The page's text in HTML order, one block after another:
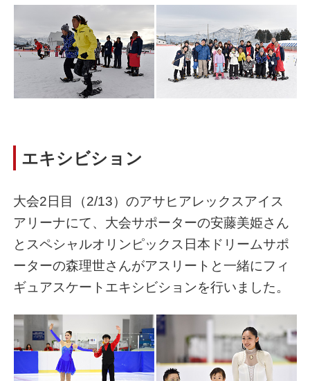
エキシビション
大会2日目（2/13）のアサヒアレックスアイス
アリーナにて、大会サポーターの安藤美姫さん
とスペシャルオリンピックス日本ドリームサポ
ーターの森理世さんがアスリートと一緒にフィ
ギュアスケートエキシビションを行いました。